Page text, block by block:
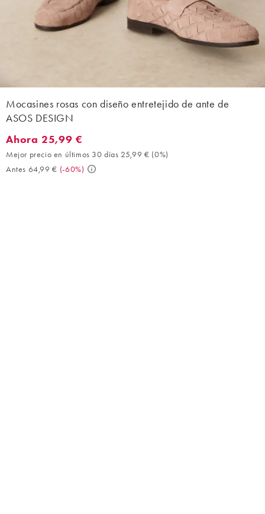
Mocasines rosas con diseño entretejido de ante de
ASOS DESIGN
Ahora 25,99 €. Mejor precio en últimos 30 días 25,99 € (0%).
Ahora 25,99 €
Mejor precio en últimos 30 días 25,99 € (0%)
Antes 64,99 € (-60%)